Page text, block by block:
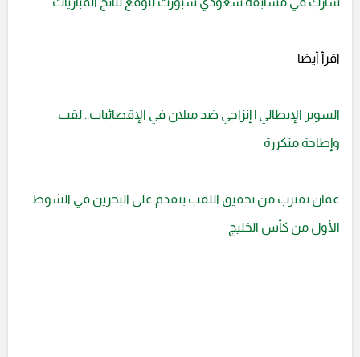
اقرأ أيضا
السوبر الإيطالي | إنزاجي ضد ميلان في الإقصائيات.. لقب
وإطاحة متكررة
عمان تقترب من تحقيق اللقب بتقدم على البحرين في الشوط
الأول من كأس الخليج